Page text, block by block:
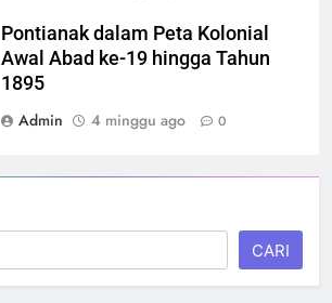
Pontianak dalam Peta Kolonial
Awal Abad ke-19 hingga Tahun
1895
Admin
4 minggu ago 0
CARI